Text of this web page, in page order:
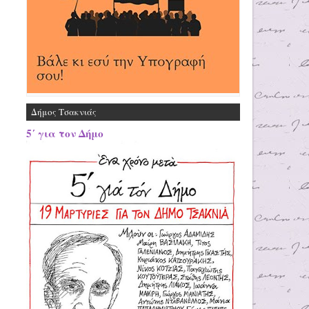
Δήμος Τσακνιάς
5΄ για τον Δήμο